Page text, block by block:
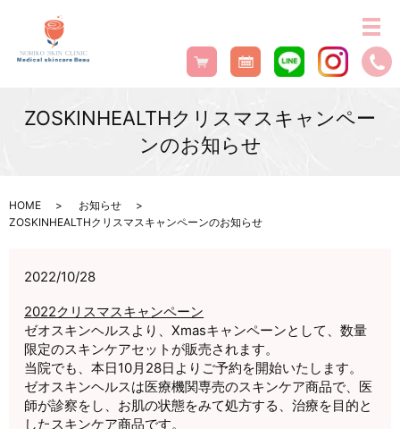
ZOSKINHEALTHクリスマスキャンペー
ンのお知らせ
HOME
お知らせ
ZOSKINHEALTHクリスマスキャンペーンのお知らせ
2022/10/28
2022クリスマスキャンペーン
ゼオスキンヘルスより、Xmasキャンペーンとして、数量
限定のスキンケアセットが販売されます。
当院でも、本日10月28日よりご予約を開始いたします。
ゼオスキンヘルスは医療機関専売のスキンケア商品で、 医
師が診察をし、お肌の状態をみて処方する、治療を目的と
したスキンケア商品です。